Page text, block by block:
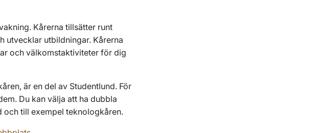
Kårerna tillsätter runt
utvecklar utbildningar. Kårerna
och välkomstaktiviteter för dig
är en del av Studentlund. För
Du kan välja att ha dubbla
och till exempel teknologkåren.